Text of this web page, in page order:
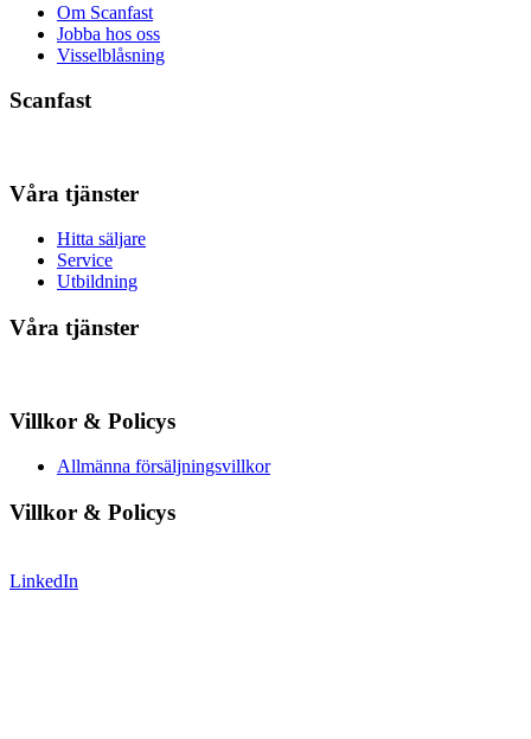
Om Scanfast
Jobba hos oss
Visselblåsning
Scanfast
Våra tjänster
Hitta säljare
Service
Utbildning
Våra tjänster
Villkor & Policys
Allmänna försäljningsvillkor
Villkor & Policys
LinkedIn